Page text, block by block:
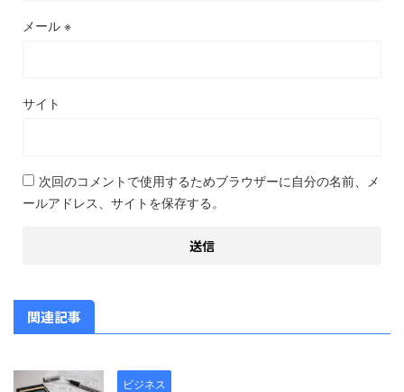
メール ※
サイト
次回のコメントで使用するためブラウザーに自分の名前、メ
ールアドレス、サイトを保存する。
関連記事
ビジネス